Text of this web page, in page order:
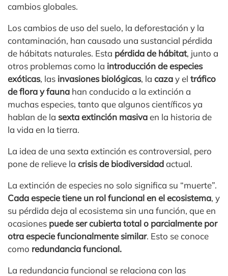
cambios globales.
Los cambios de uso del suelo, la deforestación y la
contaminación, han causado una sustancial pérdida
de hábitats naturales. Esta pérdida de hábitat, junto a
otros problemas como la introducción de especies
exóticas, las invasiones biológicas, la cazay el tráfico
de flora y fauna han conducido a la extinción a
muchas especies, tanto que algunos científicos ya
hablan de la sexta extinción masivaen la historia de
la vida en la tierra.
La idea de una sexta extinción es controversial, pero
pone de relieve la crisis de biodiversidadactual.
La extinción de especies no solo significa su “muerte”.
Cada especie tiene un rol funcional en el ecosistema, y
su pérdida deja al ecosistema sin una función, que en
ocasiones puede ser cubierta total o parcialmente por
otra especie funcionalmente similar. Esto se conoce
como redundancia funcional.
La redundancia funcional se relaciona con las